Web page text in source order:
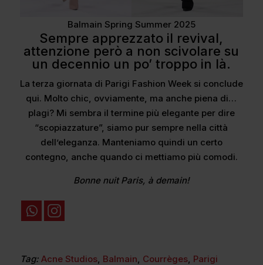
Balmain Spring Summer 2025
Sempre apprezzato il revival,
attenzione però a non scivolare su
un decennio un po’ troppo in là.
La terza giornata di Parigi Fashion Week si conclude
qui. Molto chic, ovviamente, ma anche piena di…
plagi? Mi sembra il termine più elegante per dire
“scopiazzature”, siamo pur sempre nella città
dell’eleganza. Manteniamo quindi un certo
contegno, anche quando ci mettiamo più comodi.
Bonne nuit Paris, à demain!
Tag: Acne Studios, Balmain Courrèges, Parigi